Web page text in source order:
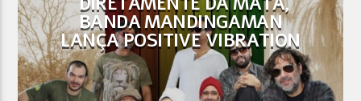
BANDA MANDINGAMAN
LANÇA POSITIVE VIBRATION